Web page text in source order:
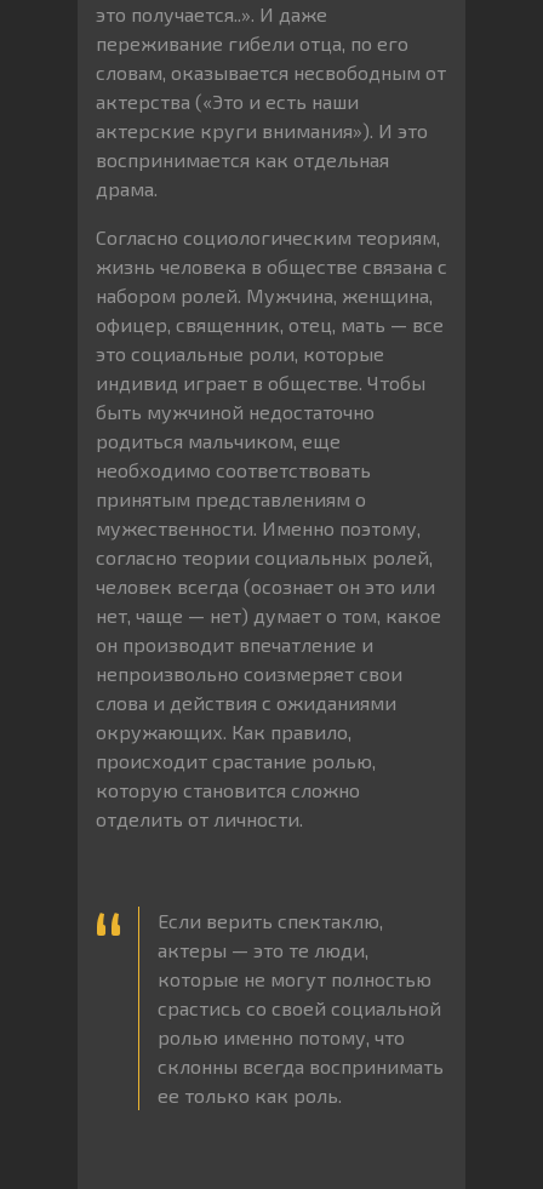
это получается..». И даже
переживание гибели отца, по его
словам, оказывается несвободным от
актерства («Это и есть наши
актерские круги внимания»). И это
воспринимается как отдельная
драма.
Согласно социологическим теориям,
жизнь человека в обществе связана с
набором ролей. Мужчина, женщина,
офицер, священник, отец, мать — все
это социальные роли, которые
индивид играет в обществе. Чтобы
быть мужчиной недостаточно
родиться мальчиком, еще
необходимо соответствовать
принятым представлениям о
мужественности. Именно поэтому,
согласно теории социальных ролей,
человек всегда (осознает он это или
нет, чаще — нет) думает о том, какое
он производит впечатление и
непроизвольно соизмеряет свои
слова и действия с ожиданиями
окружающих. Как правило,
происходит срастание ролью,
которую становится сложно
отделить от личности.
Если верить спектаклю,
актеры — это те люди,
которые не могут полностью
срастись со своей социальной
ролью именно потому, что
склонны всегда воспринимать
ее только как роль.